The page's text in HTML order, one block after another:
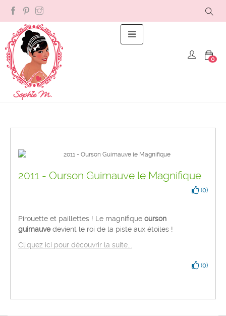
0
2011 - Ourson Guimauve le Magnifique
(0)
Pirouette et paillettes ! Le magnifique ourson
guimauvedevient le roi de la piste aux étoiles !
Cliquez ici pour découvrir la suite...
(0)